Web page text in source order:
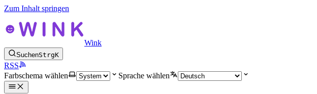
Zum Inhalt springen
Wink
SuchenStrgK
RSS
Farbschema wählen
Sprache wählen